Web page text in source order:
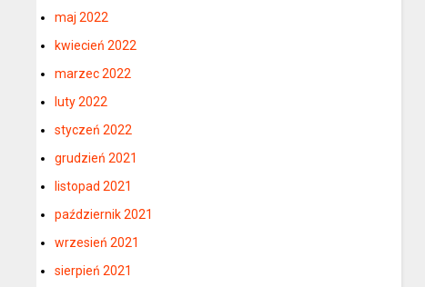
maj 2022
kwiecień 2022
marzec 2022
luty 2022
styczeń 2022
grudzień 2021
listopad 2021
październik 2021
wrzesień 2021
sierpień 2021